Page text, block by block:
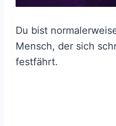
Du bist
Mensch, der sich
festfährt.